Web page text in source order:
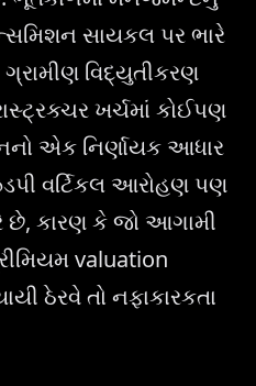
સાયકલ પર ભારે
વિદ્યુતીકરણ
ખર્ચમાં કોઈપણ
એક નિર્ણાયક આધાર
વર્ટિકલ આરોહણ પણ
કારણ કે જો આગામી
valuation
ઠેરવે તો નફાકારકતા